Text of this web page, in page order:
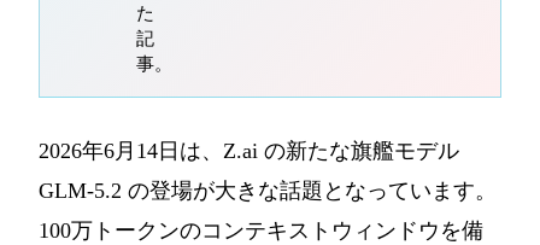
た
記
事。
2026年6月14日は、Z.ai の新たな旗艦モデル
GLM-5.2 の登場が大きな話題となっています。
100万トークンのコンテキストウィンドウを備